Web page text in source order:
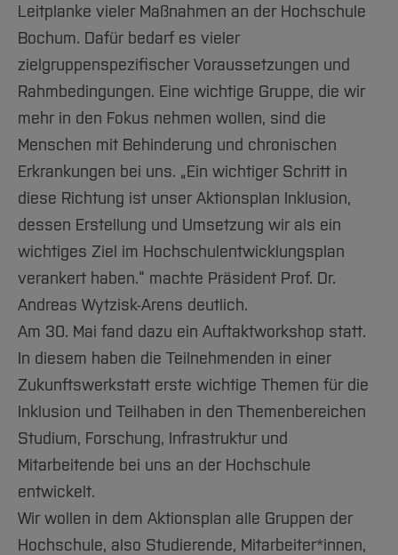
Leitplanke vieler Maßnahmen an der Hochschule
Bochum. Dafür bedarf es vieler
zielgruppenspezifischer Voraussetzungen und
Rahmbedingungen. Eine wichtige Gruppe, die wir
mehr in den Fokus nehmen wollen, sind die
Menschen mit Behinderung und chronischen
Erkrankungen bei uns. „Ein wichtiger Schritt in
diese Richtung ist unser Aktionsplan Inklusion,
dessen Erstellung und Umsetzung wir als ein
wichtiges Ziel im Hochschulentwicklungsplan
verankert haben.“ machte Präsident Prof. Dr.
Andreas Wytzisk-Arens deutlich.
Am 30. Mai fand dazu ein Auftaktworkshop statt.
In diesem haben die Teilnehmenden in einer
Zukunftswerkstatt erste wichtige Themen für die
Inklusion und Teilhaben in den Themenbereichen
Studium, Forschung, Infrastruktur und
Mitarbeitende bei uns an der Hochschule
entwickelt.
Wir wollen in dem Aktionsplan alle Gruppen der
Hochschule, also Studierende, Mitarbeiter*innen,